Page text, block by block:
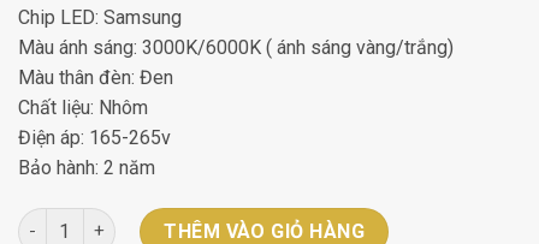
Chip LED: Samsung
Màu ánh sáng: 3000K/6000K ( ánh sáng vàng/trắng)
Màu thân đèn: Đen
Chất liệu: Nhôm
Điện áp: 165-265v
Bảo hành: 2 năm
Đèn lon nổi Blight BLB-08-5-BK 5W vỏ đen số lượng
THÊM VÀO GIỎ HÀNG